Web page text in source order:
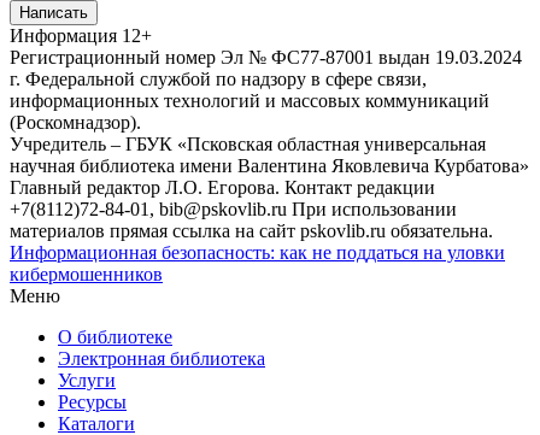
Написать
Информация 12+
Регистрационный номер Эл № ФС77-87001 выдан 19.03.2024
г. Федеральной службой по надзору в сфере связи,
информационных технологий и массовых коммуникаций
(Роскомнадзор).
Учредитель – ГБУК «Псковская областная универсальная
научная библиотека имени Валентина Яковлевича Курбатова»
Главный редактор Л.О. Егорова. Контакт редакции
+7(8112)72-84-01, bib@pskovlib.ru При использовании
материалов прямая ссылка на сайт pskovlib.ru обязательна.
Информационная безопасность: как не поддаться на уловки
кибермошенников
Меню
О библиотеке
Электронная библиотека
Услуги
Ресурсы
Каталоги